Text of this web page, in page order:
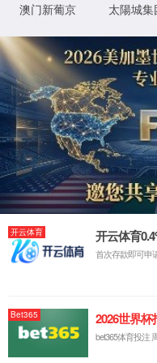
详细错误信息:
模块 IIS Web Core
通知
MapRequestHan
dler
处理程
序
StaticFile
错误代
码
0x80070002
详细信息:
此错误表明文件或目录在服务
求。